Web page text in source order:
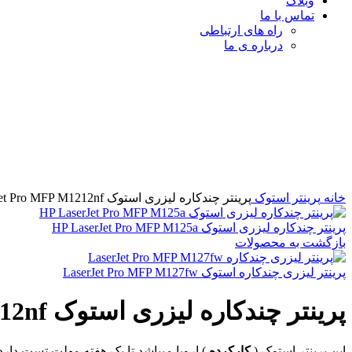
تماس با ما
راه های ارتباطی
درباره ی ما
خانه پرینتر استوک پرینتر چندکاره لیزری استوک HP LaserJet Pro MFP M1212nf
پرینتر چندکاره لیزری استوک HP LaserJet Pro MFP M125a
بازگشت به محصولات
پرینتر لیزری چندکاره استوک LaserJet Pro MFP M127fw
پرینتر چندکاره لیزری استوک HP LaserJet Pro MFP M1212nf